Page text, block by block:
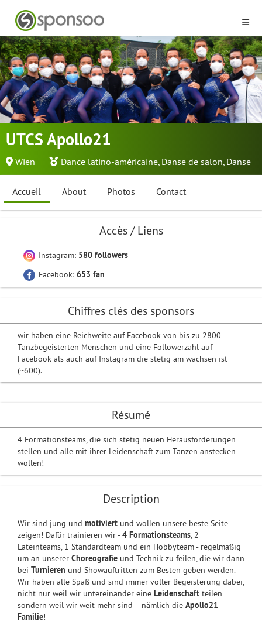
UTCS Apollo21
Wien Dance latino-américaine, Danse de salon, Danse
Accueil About Photos Contact
Résumé
4 Formationsteams, die sich stetig neuen Herausforderungen
stellen und alle mit ihrer Leidenschaft zum Tanzen anstecken
wollen!
Description
Wir sind jung und motiviert und wollen unsere beste Seite
zeigen! Dafür trainieren wir -4 Formationsteams, 2
Lateinteams, 1 Standardteam und ein Hobbyteam - regelmäßig
um an unserer Choreografie und Technik zu feilen, die wir dann
bei Turnieren und Showauftritten zum Besten geben werden.
Wir haben alle Spaß und sind immer voller Begeisterung dabei,
nicht nur weil wir untereinander eine Leidenschaft teilen
sondern weil wir weit mehr sind - nämlich die Apollo21
Familie!
Accès / Liens
Instagram: 580 followers
Facebook: 653 fan
Chiffres clés des sponsors
wir haben eine Reichweite auf Facebook von bis zu 2800
Tanzbegeisterten Menschen und eine Followerzahl auf
Facebook als auch auf Instagram die stetig am wachsen ist
(~600).